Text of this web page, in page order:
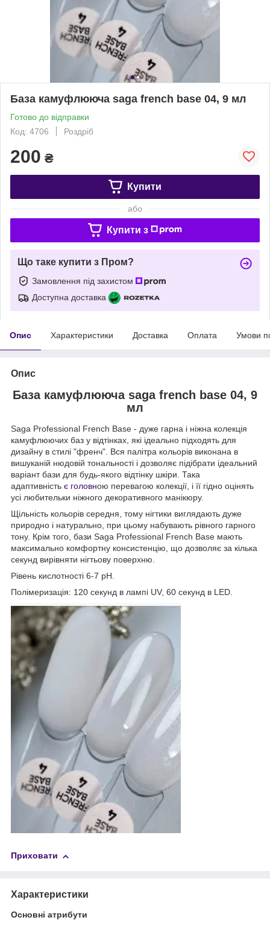
База камуфлююча saga french base 04, 9 мл
Готово до відправки
Код: 4706
Роздріб
200 ₴
Купити
або
Купити з
Що таке купити з Пром?
Замовлення під захистом
Доступна доставка
Опис Характеристики Доставка Оплата Умови
Опис
База камуфлююча saga french base 04, 9
мл
Saga Professional French Base - дуже гарна і ніжна колекція
камуфлюючих баз у відтінках, які ідеально підходять для
дизайну в стилі "френч". Вся палітра кольорів виконана в
вишуканій нюдовій тональності і дозволяє підібрати ідеальний
варіант бази для будь-якого відтінку шкіри. Така
адаптивність є головною перевагою колекції, і її гідно оцінять
усі любительки ніжного декоративного манікюру.
Щільність кольорів середня, тому нігтики виглядають дуже
природно і натурально, при цьому набувають рівного гарного
тону. Крім того, бази Saga Professional French Base мають
максимально комфортну консистенцію, що дозволяє за кілька
секунд вирівняти нігтьову поверхню.
Рівень кислотності 6-7 рН.
Полімеризація: 120 секунд в лампі UV, 60 секунд в LED.
Приховати
Характеристики
Основні атрибути